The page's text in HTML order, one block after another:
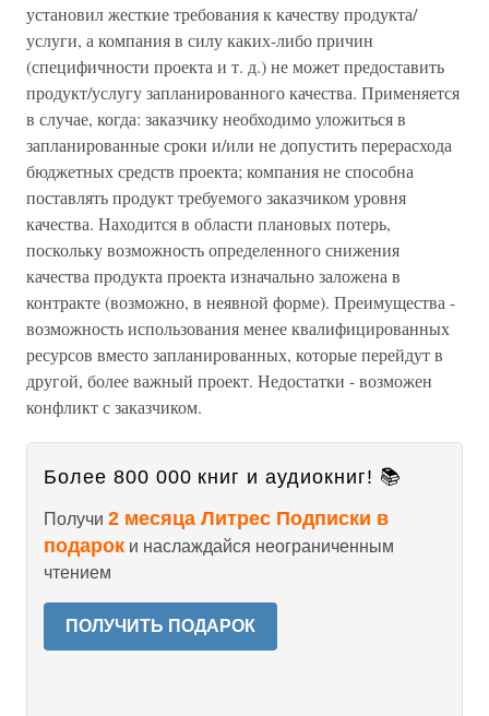
установил жесткие требования к качеству продукта/
услуги, а компания в силу каких-либо причин
(специфичности проекта и т. д.) не может предоставить
продукт/услугу запланированного качества. Применяется
в случае, когда: заказчику необходимо уложиться в
запланированные сроки и/или не допустить перерасхода
бюджетных средств проекта; компания не способна
поставлять продукт требуемого заказчиком уровня
качества. Находится в области плановых потерь,
поскольку возможность определенного снижения
качества продукта проекта изначально заложена в
контракте (возможно, в неявной форме). Преимущества -
возможность использования менее квалифицированных
ресурсов вместо запланированных, которые перейдут в
другой, более важный проект. Недостатки - возможен
конфликт с заказчиком.
Более 800 000 книг и аудиокниг! 📚
Получи 2 месяца Литрес Подписки в
подарок и наслаждайся неограниченным
чтением
ПОЛУЧИТЬ ПОДАРОК